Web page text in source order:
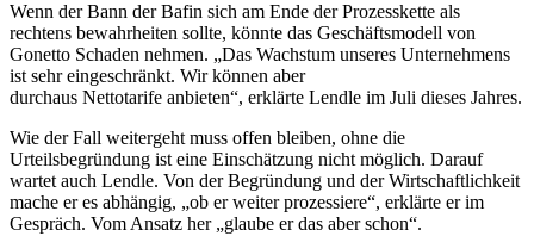
Wenn der Bann der Bafin sich am Ende der Prozesskette als
rechtens bewahrheiten sollte, könnte das Geschäftsmodell von
Gonetto Schaden nehmen. „Das Wachstum unseres Unternehmens
ist sehr eingeschränkt. Wir können aber
durchaus Nettotarife anbieten“, erklärte Lendle im Juli dieses Jahres.
Wie der Fall weitergeht muss offen bleiben, ohne die
Urteilsbegründung ist eine Einschätzung nicht möglich. Darauf
wartet auch Lendle. Von der Begründung und der Wirtschaftlichkeit
mache er es abhängig, „ob er weiter prozessiere“, erklärte er im
Gespräch. Vom Ansatz her „glaube er das aber schon“.